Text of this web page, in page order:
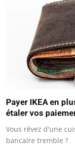
Payer IKEA en
étaler vos
Vous rêvez d'une
bancaire tremble ?